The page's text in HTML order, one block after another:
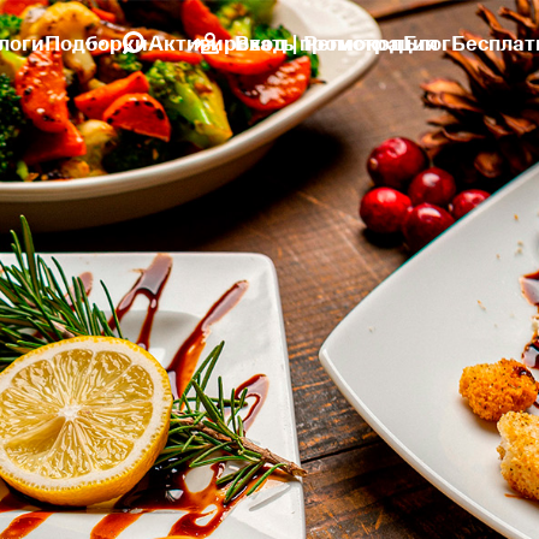
ПодборкиАктивировать промокодБлог
Вход | Регистрация